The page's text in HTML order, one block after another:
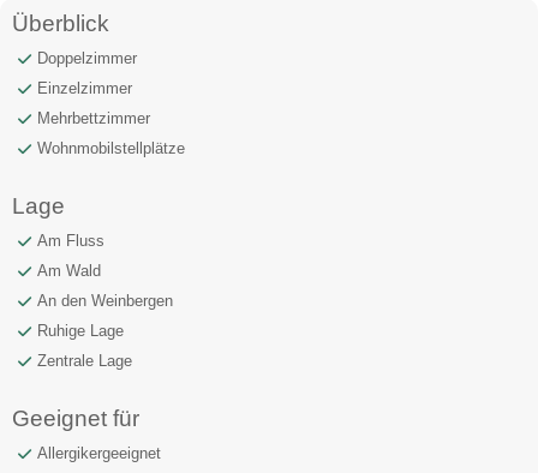
Überblick
Doppelzimmer
Einzelzimmer
Mehrbettzimmer
Wohnmobilstellplätze
Lage
Am Fluss
Am Wald
An den Weinbergen
Ruhige Lage
Zentrale Lage
Geeignet für
Allergikergeeignet